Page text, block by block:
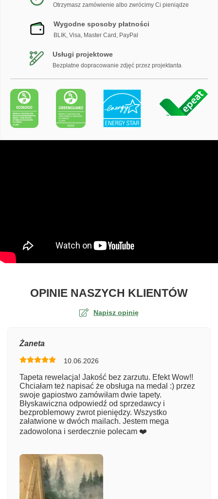
Otrzymasz zamówienie albo zwrócimy Ci pieniądze
Wygodne sposoby płatności
BLIK, Visa, Master Card, PayPal
Usługi projektowe
Bezpłatne dopracowanie zdjęć przez projektanta
OPINIE NASZYCH KLIENTÓWO
Napisz opinię
Numer zamówienia
Imię
Żaneta
10.06.2026
Tapeta rewelacja! Jakość bez zarzutu. Efekt Wow!!
Chciałam też napisać że obsługa na medal :) przez
swoje gapiostwo zamówiłam dwie tapety.
Błyskawiczna odpowiedź od sprzedawcy i
bezproblemowy zwrot pieniędzy. Wszystko
załatwione w dwóch mailach. Jestem mega
zadowolona i serdecznie polecam ❤️